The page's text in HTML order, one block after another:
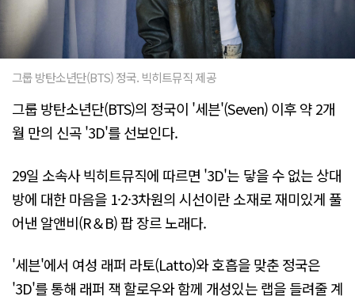
그룹 방탄소년단(BTS) 정국. 빅히트뮤직 제공
그룹 방탄소년단(BTS)의 정국이 '세븐'(Seven) 이후 약 2개
월 만의 신곡 '3D'를 선보인다.
29일 소속사 빅히트뮤직에 따르면 '3D'는 닿을 수 없는 상대
방에 대한 마음을 1·2·3차원의 시선이란 소재로 재미있게 풀
어낸 알앤비(R＆B) 팝 장르 노래다.
'세븐'에서 여성 래퍼 라토(Latto)와 호흡을 맞춘 정국은
'3D'를 통해 래퍼 잭 할로우와 함께 개성있는 랩을 들려줄 계